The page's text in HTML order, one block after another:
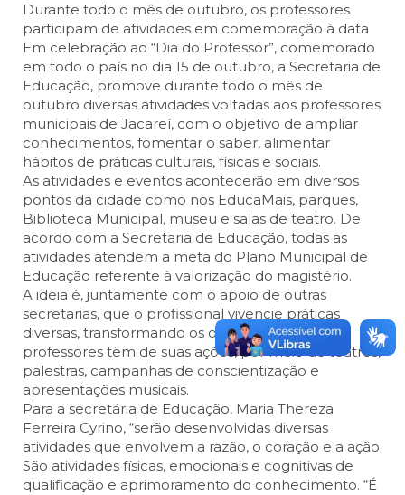
Durante todo o mês de outubro, os professores
participam de atividades em comemoração à data
Em celebração ao “Dia do Professor”, comemorado
em todo o país no dia 15 de outubro, a Secretaria de
Educação, promove durante todo o mês de
outubro diversas atividades voltadas aos professores
municipais de Jacareí, com o objetivo de ampliar
conhecimentos, fomentar o saber, alimentar
hábitos de práticas culturais, físicas e sociais.
As atividades e eventos acontecerão em diversos
pontos da cidade como nos EducaMais, parques,
Biblioteca Municipal, museu e salas de teatro. De
acordo com a Secretaria de Educação, todas as
atividades atendem a meta do Plano Municipal de
Educação referente à valorização do magistério.
A ideia é, juntamente com o apoio de outras
secretarias, que o profissional vivencie práticas
diversas, transformando os olhares que os
professores têm de suas ações, por meio de teatros,
palestras, campanhas de conscientização e
apresentações musicais.
Para a secretária de Educação, Maria Thereza
Ferreira Cyrino, “serão desenvolvidas diversas
atividades que envolvem a razão, o coração e a ação.
São atividades físicas, emocionais e cognitivas de
qualificação e aprimoramento do conhecimento. “É